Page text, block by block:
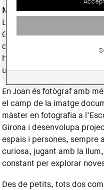
Maria Diví Figueras i Joan
La Maria és psicòloga,
Girona i amb un màster en
de Sant Pau. Fascinada
humana, entén la
una forma de captar
En Joan és fotògraf amb
el camp de la imatge
màster en fotografia a
Girona i desenvolupa
espais i persones, sempre
curiosa, jugant amb la
constant per explorar
Des de petits, tots dos